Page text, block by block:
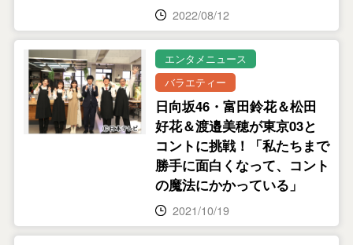
2022/08/12
エンタメニュース
バラエティー
日向坂46・富田鈴花＆松田
好花＆渡邉美穂が東京03と
コントに挑戦！「私たちまで
勝手に面白くなって、コント
の魔法にかかっている」
2021/10/19